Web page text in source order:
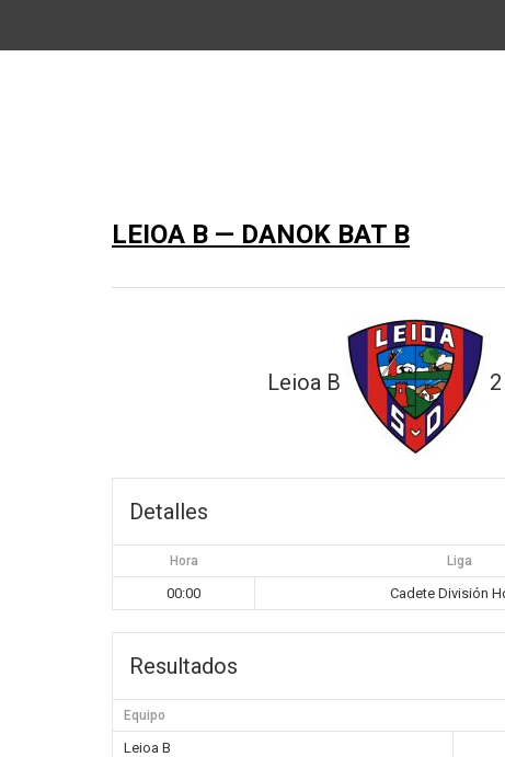
LEIOA B — DANOK BAT B
Leioa B 2
Detalles
Hora Liga
00:00 Cadete División
Resultados
Equipo
Leioa B